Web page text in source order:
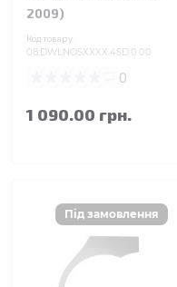
2009)
Код товару:
08.DWLNOSXXXX.4SD.0.00
0
1 090.00 грн.